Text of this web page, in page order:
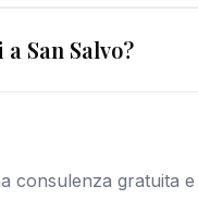
ma la vera
San Salvo?
e direzioni HR di
consulenza gratuita